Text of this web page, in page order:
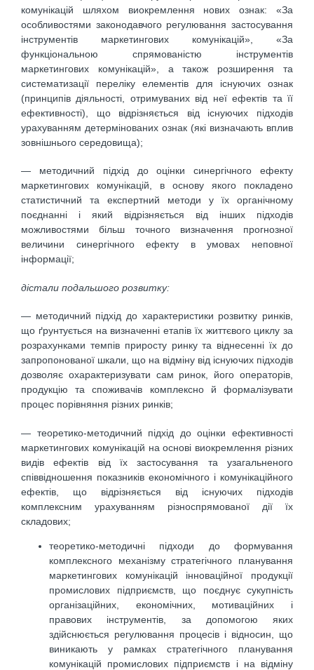
комунікацій шляхом виокремлення нових ознак: «За
особливостями законодавчого регулювання застосування
інструментів маркетингових комунікацій», «За
функціональною спрямованістю інструментів
маркетингових комунікацій», а також розширення та
систематизації переліку елементів для існуючих ознак
(принципів діяльності, отримуваних від неї ефектів та її
ефективності), що відрізняється від існуючих підходів
урахуванням детермінованих ознак (які визначають вплив
зовнішнього середовища);
— методичний підхід до оцінки синергічного ефекту
маркетингових комунікацій, в основу якого покладено
статистичний та експертний методи у їх органічному
поєднанні і який відрізняється від інших підходів
можливостями більш точного визначення прогнозної
величини синергічного ефекту в умовах неповної
інформації;
дістали подальшого розвитку:
— методичний підхід до характеристики розвитку ринків,
що ґрунтується на визначенні етапів їх життєвого циклу за
розрахунками темпів приросту ринку та віднесенні їх до
запропонованої шкали, що на відміну від існуючих підходів
дозволяє охарактеризувати сам ринок, його операторів,
продукцію та споживачів комплексно й формалізувати
процес порівняння різних ринків;
— теоретико-методичний підхід до оцінки ефективності
маркетингових комунікацій на основі виокремлення різних
видів ефектів від їх застосування та узагальненого
співвідношення показників економічного і комунікаційного
ефектів, що відрізняється від існуючих підходів
комплексним урахуванням різноспрямованої дії їх
складових;
теоретико-методичні підходи до формування
комплексного механізму стратегічного планування
маркетингових комунікацій інноваційної продукції
промислових підприємств, що поєднує сукупність
організаційних, економічних, мотиваційних і
правових інструментів, за допомогою яких
здійснюється регулювання процесів і відносин, що
виникають у рамках стратегічного планування
комунікацій промислових підприємств і на відміну